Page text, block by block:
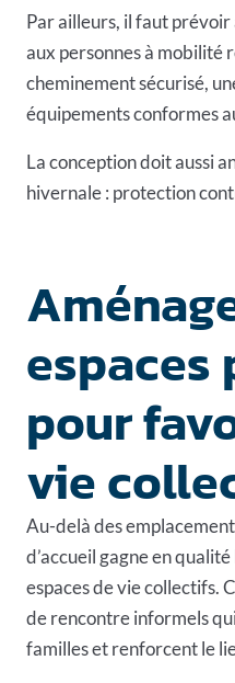
Par ailleurs, il faut
aux personnes à mobilité
cheminement sécurisé,
équipements conformes
La conception doit aussi
hivernale : protection
espaces
pour
vie
Au-delà des
d’accueil gagne en
espaces de vie collectifs.
de rencontre informels
familles et renforcent le